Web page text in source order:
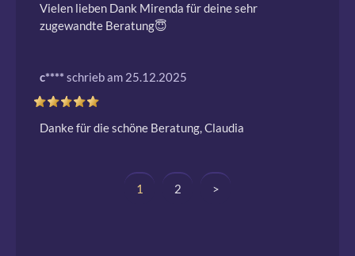
Vielen lieben Dank Mirenda für deine sehr
zugewandte Beratung😇
c****schrieb am 25.12.2025
Danke für die schöne Beratung, Claudia
1 2 >